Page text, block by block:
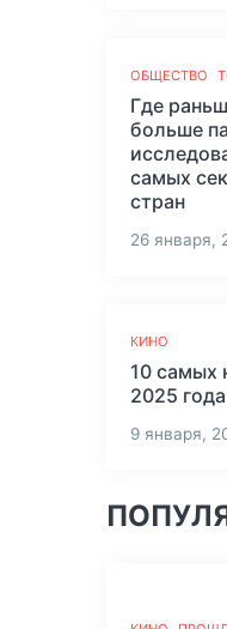
ОБЩЕСТВО
Где
больше
самых
стран
26 января,
КИНО
10 самых
2025 года
9 января,